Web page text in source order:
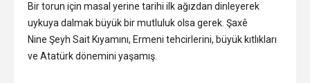
Bir torun için masal yerine tarihi ilk ağızdan dinleyerek
uykuya dalmak büyük bir mutluluk olsa gerek. Şaxê
Nine Şeyh Sait Kıyamını, Ermeni tehcirlerini, büyük kıtlıkları
ve Atatürk dönemini yaşamış.